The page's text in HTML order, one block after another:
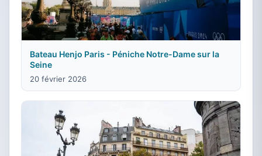
Bateau Henjo Paris - Péniche Notre-Dame sur la
Seine
20 février 2026